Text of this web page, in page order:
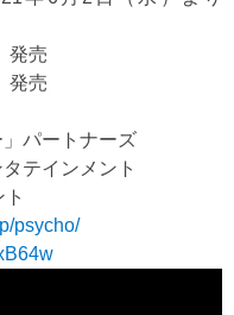
発売
発売
パートナーズ
テインメント
psycho/